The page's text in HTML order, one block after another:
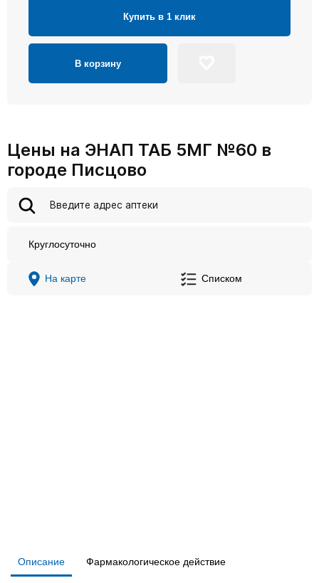
Купить в 1 клик
В корзину
Цены на ЭНАП ТАБ 5МГ №60 в
городе Писцово
Круглосуточно
На карте Списком
Описание Фармакологическое действие